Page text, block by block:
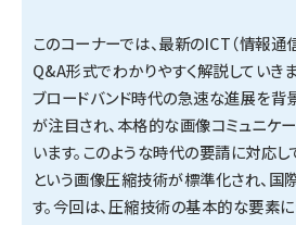
タンデム (154)
このコーナーでは、最新のICT（情報通
Q&A形式でわかりやすく解説していきま
ブロードバンド時代の急速な進展を背
が注目され、本格的な画像コミュニケ
います。このような時代の要請に対応し
という画像圧縮技術が標準化され、国
す。今回は、圧縮技術の基本的な要素に